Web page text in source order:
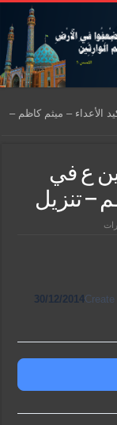
الأعداء – ميثم كاظم –
ع في
– تنزيل
Create
30/12/2014